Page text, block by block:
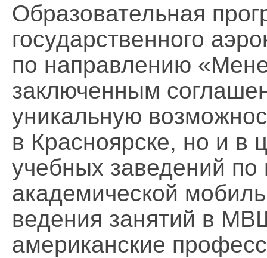
Образовательная
государственного
по направлению
заключенным
уникальную
в Красноярске, но и в
учебных заведений
академической
ведения занятий в
американские